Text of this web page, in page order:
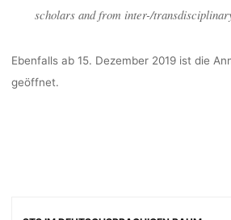
scholars and from inter-/
Ebenfalls ab 15. Dezember 2019 ist die
geöffnet.